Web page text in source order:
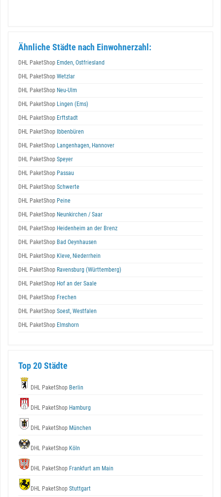
Ähnliche Städte nach Einwohnerzahl:
DHL PaketShop Emden, Ostfriesland
DHL PaketShop Wetzlar
DHL PaketShop Neu-Ulm
DHL PaketShop Lingen (Ems)
DHL PaketShop Erftstadt
DHL PaketShop Ibbenbüren
DHL PaketShop Langenhagen, Hannover
DHL PaketShop Speyer
DHL PaketShop Passau
DHL PaketShop Schwerte
DHL PaketShop Peine
DHL PaketShop Neunkirchen / Saar
DHL PaketShop Heidenheim an der Brenz
DHL PaketShop Bad Oeynhausen
DHL PaketShop Kleve, Niederrhein
DHL PaketShop Ravensburg (Württemberg)
DHL PaketShop Hof an der Saale
DHL PaketShop Frechen
DHL PaketShop Soest, Westfalen
DHL PaketShop Elmshorn
Top 20 Städte
DHL PaketShop Berlin
DHL PaketShop Hamburg
DHL PaketShop München
DHL PaketShop Köln
DHL PaketShop Frankfurt am Main
DHL PaketShop Stuttgart